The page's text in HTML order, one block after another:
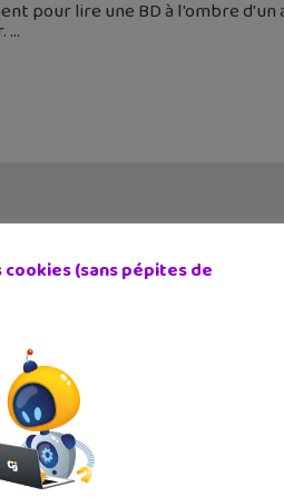
pour lire une BD à l'ombre
(sans pépites de